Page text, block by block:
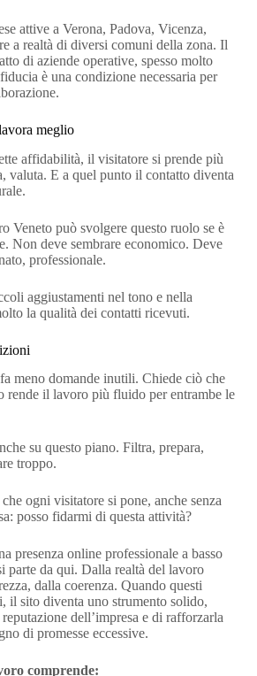
attive a Verona, Padova, Vicenza,
a realtà di diversi comuni della zona. Il
di aziende operative, spesso molto
è una condizione necessaria per
meglio
affidabilità, il visitatore si prende più
valuta. E a quel punto il contatto diventa
Veneto può svolgere questo ruolo se è
Non deve sembrare economico. Deve
professionale.
aggiustamenti nel tono e nella
la qualità dei contatti ricevuti.
meno domande inutili. Chiede ciò che
rende il lavoro più fluido per entrambe le
su questo piano. Filtra, prepara,
troppo.
ogni visitatore si pone, anche senza
posso fidarmi di questa attività?
presenza online professionale a basso
parte da qui. Dalla realtà del lavoro
dalla coerenza. Quando questi
il sito diventa uno strumento solido,
dell’impresa e di rafforzarla
di promesse eccessive.
comprende: